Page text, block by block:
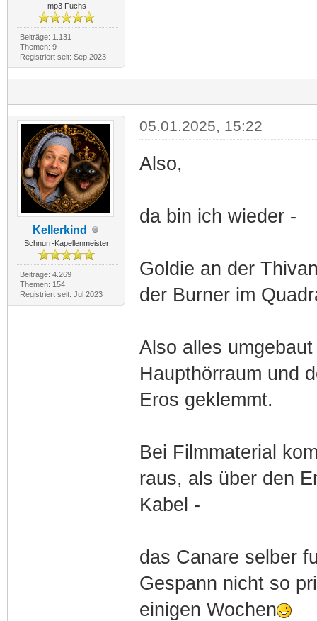
mp3 Fuchs
Beiträge: 1.131
Themen: 9
Registriert seit: Sep 2023
Kellerkind
Schnurr-Kapellenmeister
Beiträge: 4.269
Themen: 154
Registriert seit: Jul 2023
05.01.2025, 15:22
Also,
da bin ich wieder -
Goldie an der
der Burner im
Also alles
Haupthörraum und
Eros geklemmt.
Bei Filmmaterial
raus, als über den
Kabel -
das Canare selber
Gespann nicht so
einigen Wochen